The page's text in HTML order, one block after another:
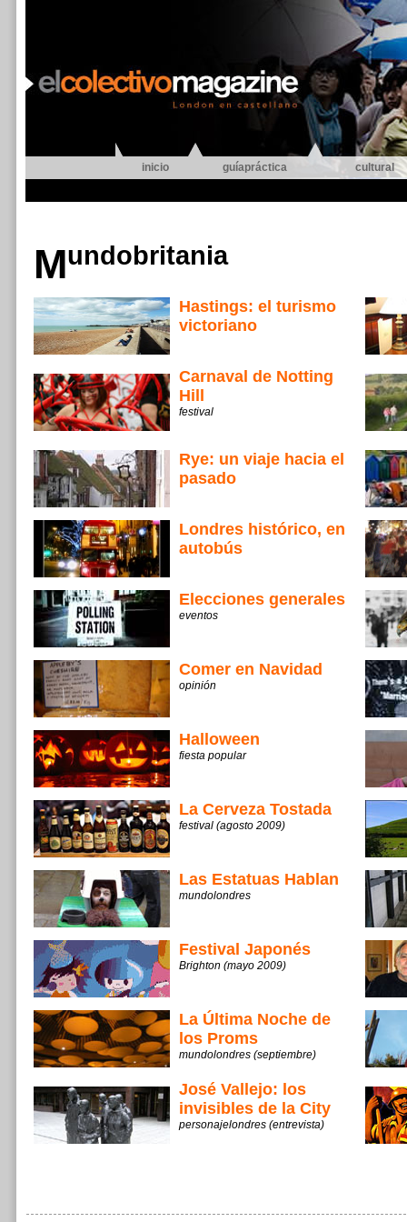
inicio guíapráctica cultural
Mundobritania
Hastings: el turismo
victoriano
Carnaval de Notting
Hill
festival
Rye: un viaje hacia el
pasado
Londres histórico, en
autobús
Elecciones generales
eventos
Comer en Navidad
opinión
Halloween
fiesta popular
La Cerveza Tostada
festival (agosto 2009)
Las Estatuas Hablan
mundolondres
Festival Japonés
Brighton (mayo 2009)
La Última Noche de
los Proms
mundolondres (septiembre)
José Vallejo: los
invisibles de la City
personajelondres (entrevista)